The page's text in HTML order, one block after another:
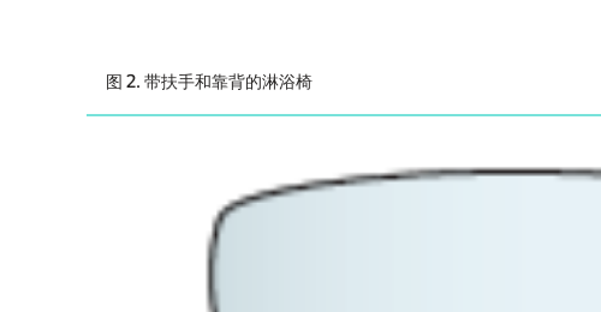
图 2. 带扶手和靠背的淋浴椅